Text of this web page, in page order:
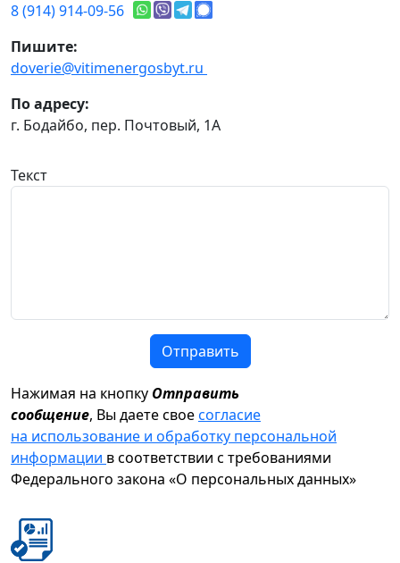
8 (914) 914-09-56
Пишите:
doverie@vitimenergosbyt.ru
По адресу:
г. Бодайбо, пер. Почтовый, 1А
Текст
Отправить
Нажимая на кнопку Отправить
сообщение, Вы даете своесогласие
на использование и обработку персональной
информации в соответствии с требованиями
Федерального закона «О персональных данных»